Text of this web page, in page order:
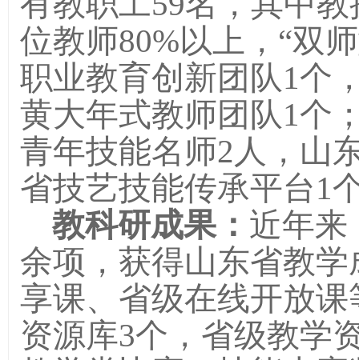
位教师80%以上，“双
职业教育创新团队1个
黄大年式教师团队1个
青年技能名师2人，山
省技艺技能传承平台1
教科研成果： 近年来
余项，获得山东省教
享课、省级在线开放课
资源库3个，省级教学